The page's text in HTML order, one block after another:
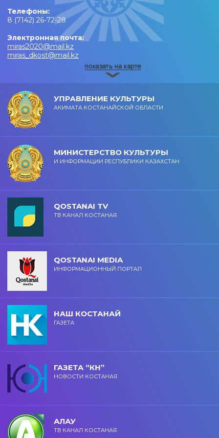
Телефоны:
8 (7142) 26-72-28
Электронная почта:
miras2020@mail.kz
miras_dkost@mail.kz
УПРАВЛЕНИЕ КУЛЬТУРЫ
АКИМАТА КОСТАНАЙСКОЙ ОБЛАСТИ
МИНИСТЕРСТВО КУЛЬТУРЫ
И ИНФОРМАЦИИ РЕСПУБЛИКИ КАЗАХСТАН
QOSTANAI TV
ТВ КАНАЛ КОСТАНАЯ
QOSTANAI MEDIA
ИНФОРМАЦИОННЫЙ ПОРТАЛ
НАШ КОСТАНАЙ
ГАЗЕТА
ГАЗЕТА “КН”
НОВОСТИ КОСТАНАЯ
АЛАУ
ТВ КАНАЛ КОСТАНАЯ